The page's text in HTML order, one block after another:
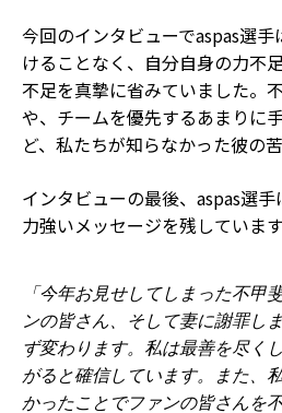
今回のインタビューでaspas選
けることなく、自分自身の力不
不足を真摯に省みていました。
や、チームを優先するあまりに
ど、私たちが知らなかった彼の
インタビューの最後、aspas選
力強いメッセージを残しています
「今年お見せしてしまった不甲
ンの皆さん、そして妻に謝罪し
ず変わります。私は最善を尽く
がると確信しています。また、
かったことでファンの皆さんを